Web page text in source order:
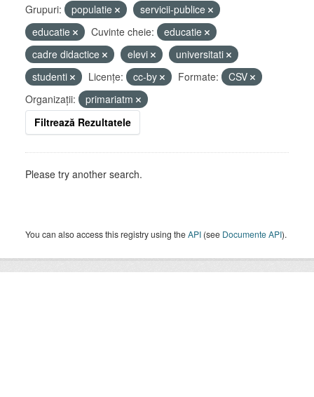
Grupuri: populatie
servicii-publice
educatie
Cuvinte cheie:
educatie
cadre didactice
elevi
universitati
studenti
Licenţe: cc-by Formate:
CSV
Organizații:
primariatm
Filtrează Rezultatele
Please try another search.
You can also access this registry using theAPI (see Documente API).